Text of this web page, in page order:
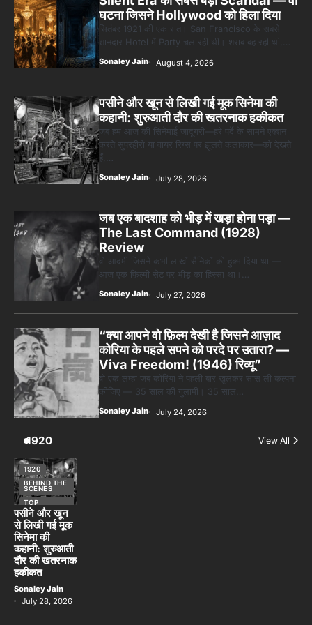
घटना जिसने Hollywood को हिला दिया
सितंबर 1921 की एक रात। San Francisco के सबसे
शानदार Hotel में Party चल रही थी। शराब बह रही थी,…
Sonaley Jain August 4, 2026
पसीने और खून से लिखी गई मूक सिनेमा की
कहानी: शुरुआती दौर की खतरनाक हकीकत
जब हम आज की सिनेमाई जादूगरी—हरे पर्दे के सामने एक्शन
करते सुपरहीरो या वायर रिग्स पर झूलते कलाकार—को देखते
हैं,…
Sonaley Jain July 28, 2026
जब एक बादशाह को भीड़ में खड़ा होना पड़ा —
The Last Command (1928)
Review
वो आदमी जिसने कभी लाखों सैनिकों को हुक्म दिया था —
आज एक फ़िल्मी सेट पर भीड़ का हिस्सा था।…
Sonaley Jain July 27, 2026
“क्या आपने वो फ़िल्म देखी है जिसने आज़ाद
कोरिया के पहले सपने को परदे पर उतारा? —
Viva Freedom! (1946) रिव्यू”
वो एक लम्हा जब कोरिया ने पहली बार खुलकर सांस ली कल्पना
कीजिए — 35 साल की गुलामी। 35 साल…
Sonaley Jain July 24, 2026
1920 View All
1920
BEHIND THE
SCENES
TOP
STORIES
पसीने और खून
से लिखी गई मूक
सिनेमा की
कहानी: शुरुआती
दौर की खतरनाक
हकीकत
Sonaley Jain
July 28, 2026